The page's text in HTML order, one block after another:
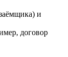
и
договор